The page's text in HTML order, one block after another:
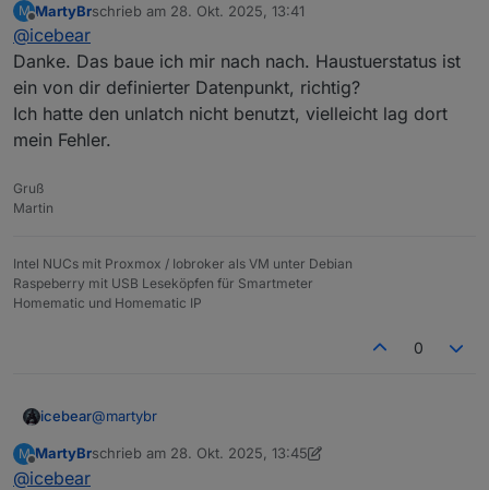
Also ich mach das bei mir über ein Blockly und dem
Eingesetzt ist hierbei ein Nuki und ein Door-Sensor
von Homematic IP. Die States für das Nuki kommen
vom nuki-extended-Adapter und vom hm-rpc Adapter.
Erstmal das Blockly für den Haustür-Status:
M
Offline
MartyBrschrieb am 28. Okt. 2025, 13:41
zuletzt editiert von
@icebear
Danke. Das baue ich mir nach nach. Haustuerstatus ist
ein von dir definierter Datenpunkt, richtig?
Ich hatte den unlatch nicht benutzt, vielleicht lag dort
mein Fehler.
Gruß
Martin
Intel NUCs mit Proxmox / Iobroker als VM unter Debian
Raspeberry mit USB Leseköpfen für Smartmeter
Homematic und Homematic IP
0
icebear@martybr
Also ich mach das bei mir über ein Blockly und dem
M
Offline
MartyBrschrieb am 28. Okt. 2025, 13:45
zuletzt editiert von MartyBr
@icebear